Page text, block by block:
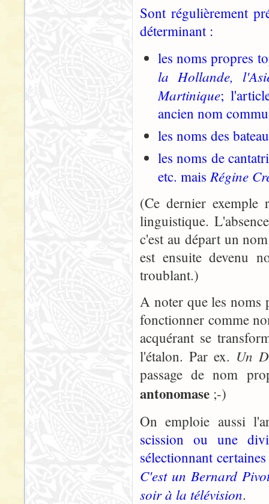
Sont régulièrement
déterminant :
les noms propres
la Hollande,
Martinique;
ancien nom
les noms des
les noms de
etc. maisRégine
(Ce dernier exemple
linguistique.
c'est au départ un
est ensuite devenu
troublant.)
A noter que les noms
fonctionner comme
acquérant se
l'étalon. Par ex. Un
passage de nom
antonomase ;-)
On emploie aussi
scission ou une
sélectionnant
C'est un Bernard
soir à la télévision.